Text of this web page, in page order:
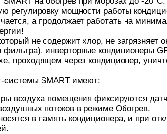
регулировку мощности работы
а продолжает работать на
не содержит хлор, не
фильтра), инверторные кондиционеры
проходящем через кондиционер,
системы SMART имеют:
воздуха помещения фиксируются
потоков в режиме Обогрев.
в память кондиционера, и при